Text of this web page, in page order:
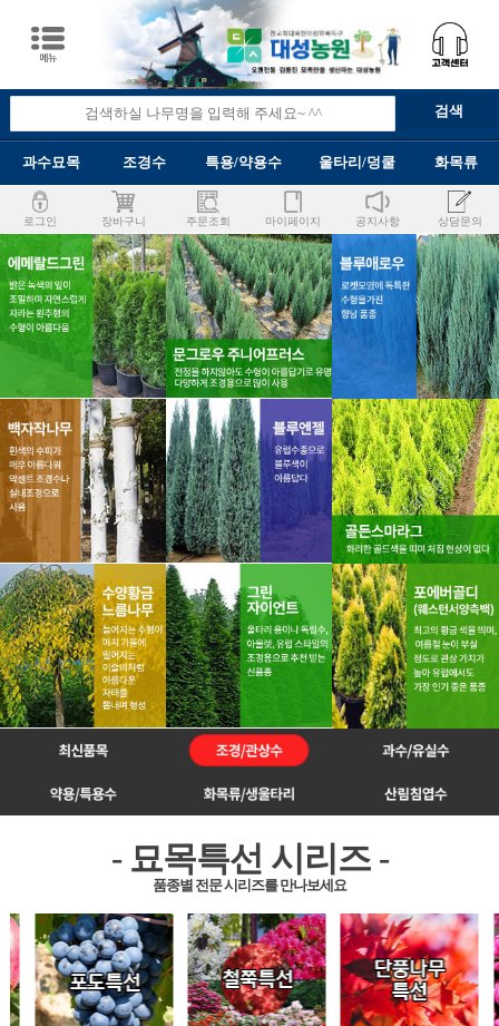
과수묘목 조경수 특용/약용수 울타리/덩쿨 화목류
로그인 장바구니 주문조회 마이페이지 공지사항 상담문의
- 묘목특선 시리즈 -